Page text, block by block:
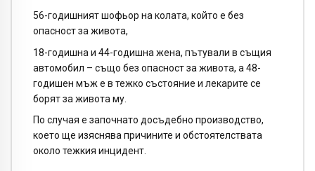
56-годишният шофьор на колата, който е без
опасност за живота,
18-годишна и 44-годишна жена, пътували в същия
автомобил – също без опасност за живота, а 48-
годишен мъж е в тежко състояние и лекарите се
борят за живота му.
По случая е започнато досъдебно производство,
което ще изяснява причините и обстоятелствата
около тежкия инцидент.